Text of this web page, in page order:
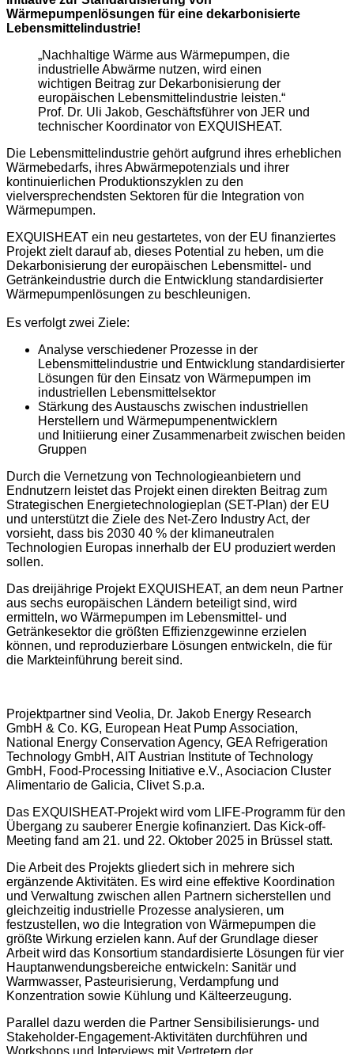
Wärmepumpenlösungen für eine dekarbonisierte
Lebensmittelindustrie!
„Nachhaltige Wärme aus Wärmepumpen, die
industrielle Abwärme nutzen, wird einen
wichtigen Beitrag zur Dekarbonisierung der
europäischen Lebensmittelindustrie leisten.“
Prof. Dr. Uli Jakob, Geschäftsführer von JER und
technischer Koordinator von EXQUISHEAT.
Die Lebensmittelindustrie gehört aufgrund ihres erheblichen
Wärmebedarfs, ihres Abwärmepotenzials und ihrer
kontinuierlichen Produktionszyklen zu den
vielversprechendsten Sektoren für die Integration von
Wärmepumpen.
EXQUISHEAT ein neu gestartetes, von der EU finanziertes
Projekt zielt darauf ab, dieses Potential zu heben, um die
Dekarbonisierung der europäischen Lebensmittel- und
Getränkeindustrie durch die Entwicklung standardisierter
Wärmepumpenlösungen zu beschleunigen.
Es verfolgt zwei Ziele:
Analyse verschiedener Prozesse in der
Lebensmittelindustrie und Entwicklung standardisierter
Lösungen für den Einsatz von Wärmepumpen im
industriellen Lebensmittelsektor
Stärkung des Austauschs zwischen industriellen
Herstellern und Wärmepumpenentwicklern
und Initiierung einer Zusammenarbeit zwischen beiden
Gruppen
Durch die Vernetzung von Technologieanbietern und
Endnutzern leistet das Projekt einen direkten Beitrag zum
Strategischen Energietechnologieplan (SET-Plan) der EU
und unterstützt die Ziele des Net-Zero Industry Act, der
vorsieht, dass bis 2030 40 % der klimaneutralen
Technologien Europas innerhalb der EU produziert werden
sollen.
Das dreijährige Projekt EXQUISHEAT, an dem neun Partner
aus sechs europäischen Ländern beteiligt sind, wird
ermitteln, wo Wärmepumpen im Lebensmittel- und
Getränkesektor die größten Effizienzgewinne erzielen
können, und reproduzierbare Lösungen entwickeln, die für
die Markteinführung bereit sind.
Projektpartner sind Veolia, Dr. Jakob Energy Research
GmbH & Co. KG, European Heat Pump Association,
National Energy Conservation Agency, GEA Refrigeration
Technology GmbH, AIT Austrian Institute of Technology
GmbH, Food-Processing Initiative e.V., Asociacion Cluster
Alimentario de Galicia, Clivet S.p.a.
Das EXQUISHEAT-Projekt wird vom LIFE-Programm für den
Übergang zu sauberer Energie kofinanziert. Das Kick-off-
Meeting fand am 21. und 22. Oktober 2025 in Brüssel statt.
Die Arbeit des Projekts gliedert sich in mehrere sich
ergänzende Aktivitäten. Es wird eine effektive Koordination
und Verwaltung zwischen allen Partnern sicherstellen und
gleichzeitig industrielle Prozesse analysieren, um
festzustellen, wo die Integration von Wärmepumpen die
größte Wirkung erzielen kann. Auf der Grundlage dieser
Arbeit wird das Konsortium standardisierte Lösungen für vier
Hauptanwendungsbereiche entwickeln: Sanitär und
Warmwasser, Pasteurisierung, Verdampfung und
Konzentration sowie Kühlung und Kälteerzeugung.
Parallel dazu werden die Partner Sensibilisierungs- und
Stakeholder-Engagement-Aktivitäten durchführen und
Workshops und Interviews mit Vertretern der